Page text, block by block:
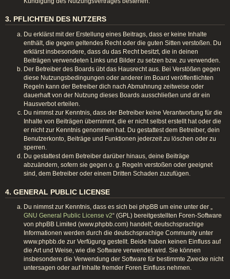
3. PFLICHTEN DES NUTZERS
Du erklärst mit der Erstellung eines Beitrags, dass er keine Inhalte
enthält, die gegen geltendes Recht oder die guten Sitten verstoßen. Du
erklärst insbesondere, dass du das Recht besitzt, die in deinen
Beiträgen verwendeten Links und Bilder zu setzen bzw. zu verwenden.
Der Betreiber des Boards übt das Hausrecht aus. Bei Verstößen gegen
diese Nutzungsbedingungen oder anderer im Board veröffentlichten
Regeln kann der Betreiber dich nach Abmahnung zeitweise oder
dauerhaft von der Nutzung dieses Boards ausschließen und dir ein
Hausverbot erteilen.
Du nimmst zur Kenntnis, dass der Betreiber keine Verantwortung für die
Inhalte von Beiträgen übernimmt, die er nicht selbst erstellt hat oder die
er nicht zur Kenntnis genommen hat. Du gestattest dem Betreiber, dein
Benutzerkonto, Beiträge und Funktionen jederzeit zu löschen oder zu
sperren.
Du gestattest dem Betreiber darüber hinaus, deine Beiträge
abzuändern, sofern sie gegen o. g. Regeln verstoßen oder geeignet
sind, dem Betreiber oder einem Dritten Schaden zuzufügen.
4. GENERAL PUBLIC LICENSE
Du nimmst zur Kenntnis, dass es sich bei phpBB um eine unter der „
GNU General Public License v2“ (GPL) bereitgestellten Foren-Software
von phpBB Limited (www.phpbb.com) handelt; deutschsprachige
Informationen werden durch die deutschsprachige Community unter
www.phpbb.de zur Verfügung gestellt. Beide haben keinen Einfluss auf
die Art und Weise, wie die Software verwendet wird. Sie können
insbesondere die Verwendung der Software für bestimmte Zwecke nicht
untersagen oder auf Inhalte fremder Foren Einfluss nehmen.